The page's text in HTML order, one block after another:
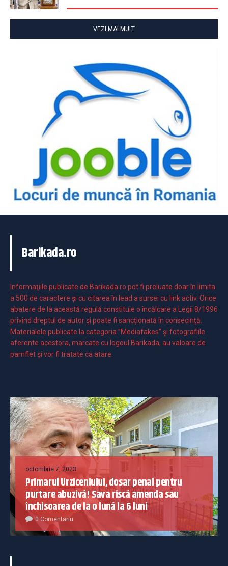
VEZI MAI MULT
Barikada.ro
Informaţiile publicate de Barikada.ro pot fi preluate doar în limita
a 500 de caractere şi cu citarea în lead a sursei cu link activ. Orice
abatere de la această regulă constituie o încălcare a Legii 8/1996
privind dreptul de autor și poate fi sancționată în consecință.
Materialele publicate la categoria ”Mediafakes” și fotografiile
aferente acestora, marcate cu logoul Barikada, au valoare de
pamflet și vor fi tratate ca atare.
octombrie 7, 2023
Primarul Urziceniului, dosar penal pentru
purtare abuzivă! Sava riscă amenda sau
închisoarea de la o lună la 6 luni
0 Comentariu